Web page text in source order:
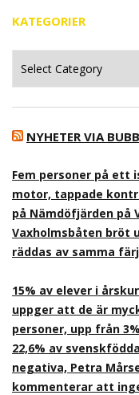
KATEGORIER
NYHETER VIA
Fem personer på ett
motor, tappade
på Nämdöfjärden på
Vaxholmsbåten bröt
räddas av samma
15% av elever i
uppger att de är
personer, upp från
22,6% av
negativa, Petra
kommenterar att